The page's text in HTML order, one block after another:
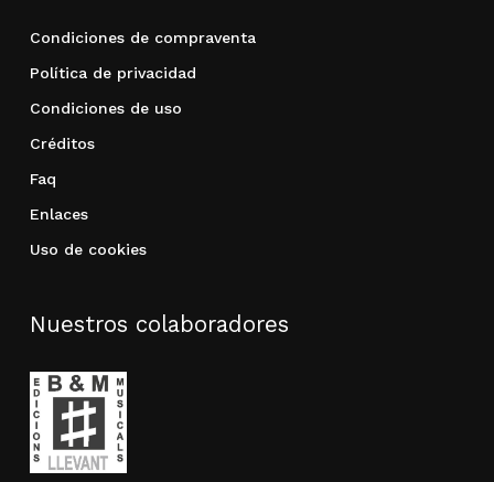
Condiciones de compraventa
Política de privacidad
Condiciones de uso
Créditos
Faq
Enlaces
Uso de cookies
Nuestros colaboradores